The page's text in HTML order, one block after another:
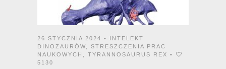
26 STYCZNIA 2024 • INTELEKT
DINOZAURÓW
STRESZCZENIA PRAC
NAUKOWYCH
TYRANNOSAURUS REX •
5130